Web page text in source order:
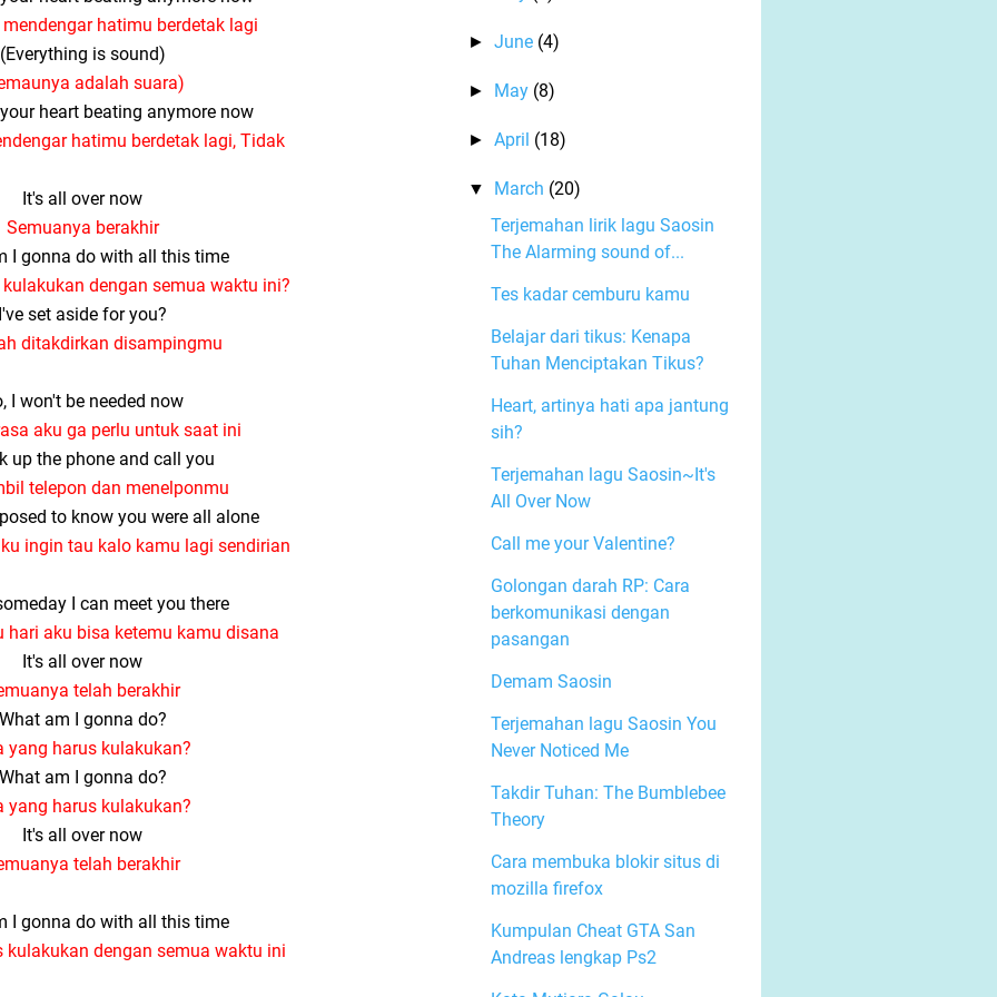
hatimu berdetak lagi
(Everything is sound)
adalah suara)
heart beating anymore now
hatimu berdetak lagi, Tidak
It's all over now
Semuanya berakhir
I gonna do with all this time
dengan semua waktu ini?
set aside for you?
ditakdirkan disampingmu
I won't be needed now
aku ga perlu untuk saat ini
up the phone and call you
telepon dan menelponmu
to know you were all alone
ingin tau kalo kamu lagi sendirian
I can meet you there
hari aku bisa ketemu kamu disana
It's all over now
telah berakhir
am I gonna do?
yang harus kulakukan?
am I gonna do?
yang harus kulakukan?
It's all over now
telah berakhir
I gonna do with all this time
kulakukan dengan semua waktu ini
►June (4)
► May (8)
►April (18)
▼ March (20)
Terjemahan lirik lagu Saosin
The Alarming sound of...
Tes kadar cemburu kamu
Belajar dari tikus: Kenapa
Tuhan Menciptakan Tikus?
Heart, artinya hati apa jantung
sih?
Terjemahan lagu Saosin~It's
All Over Now
Call me your Valentine?
Golongan darah RP: Cara
berkomunikasi dengan
pasangan
Demam Saosin
Terjemahan lagu Saosin You
Never Noticed Me
Takdir Tuhan: The Bumblebee
Theory
Cara membuka blokir situs di
mozilla firefox
Kumpulan Cheat GTA San
Andreas lengkap Ps2